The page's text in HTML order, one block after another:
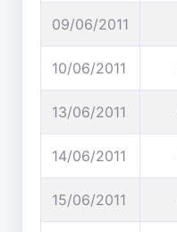
09/06/2011
10/06/2011
13/06/2011
14/06/2011
15/06/2011